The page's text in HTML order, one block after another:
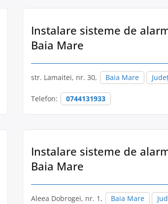
Instalare sisteme de
Baia Mare
str. Lamaitei, nr. 30, Baia Mare
Telefon: 0744131933
Instalare sisteme de
Baia Mare
Aleea Dobrogei, nr. 1, Baia Mare